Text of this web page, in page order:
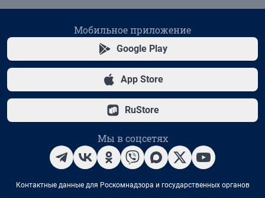
Мобильное приложение
Google Play
App Store
RuStore
Мы в соцсетях
Контактные данные для Роскомнадзора и государственных органов